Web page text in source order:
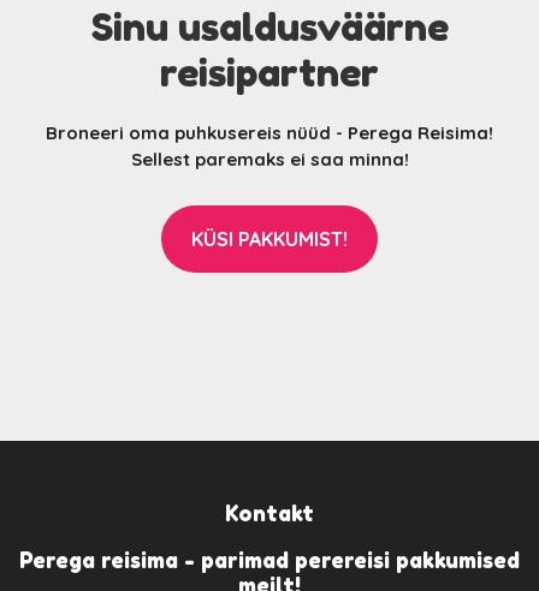
Sinu usaldusväärne
reisipartner
Broneeri oma puhkusereis nüüd - Perega Reisima!
Sellest paremaks ei saa minna!
KÜSI PAKKUMIST!
Kontakt
Perega reisima - parimad perereisi pakkumised
meilt!